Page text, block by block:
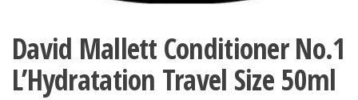
David Mallett Conditioner No.1
L’Hydratation Travel Size 50ml